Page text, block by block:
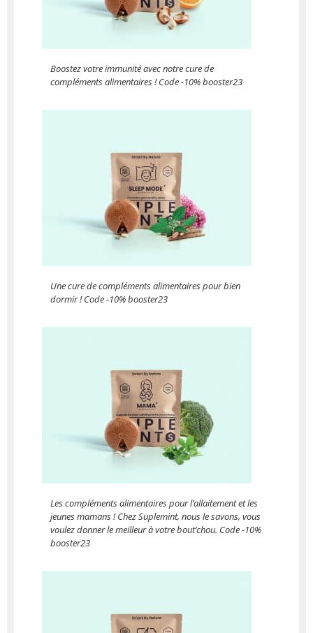
Boostez votre immunité avec notre cure de
compléments alimentaires ! Code -10% booster23
Une cure de compléments alimentaires pour bien
dormir ! Code -10% booster23
Les compléments alimentaires pour l’allaitement et les
jeunes mamans ! Chez Suplemint, nous le savons, vous
voulez donner le meilleur à votre bout’chou. Code -10%
booster23